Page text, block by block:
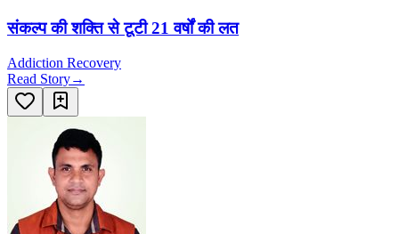
संकल्प की शक्ति से टूटी 21 वर्षों की लत
Addiction Recovery
Read Story→